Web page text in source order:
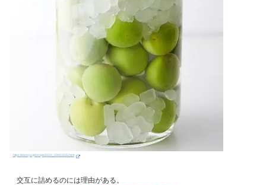
https://dancyu.jp/recipe/2020_00003155.html
交互に詰めるのには理由がある。